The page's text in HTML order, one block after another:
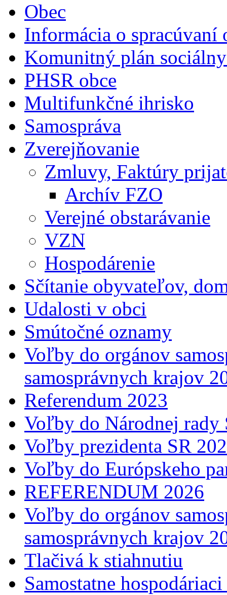
Obec
Informácia o spracúvaní
Komunitný plán
PHSR obce
Multifunkčné ihrisko
Samospráva
Zverejňovanie
Zmluvy, Faktúry
Archív FZO
Verejné obstarávanie
VZN
Hospodárenie
Sčítanie obyvateľov,
Udalosti v obci
Smútočné oznamy
Voľby do orgánov
samosprávnych krajov
Referendum 2023
Voľby do Národnej
Voľby prezidenta SR
Voľby do Európskeho
REFERENDUM 2026
Voľby do orgánov
samosprávnych krajov
Tlačivá k stiahnutiu
Samostatne